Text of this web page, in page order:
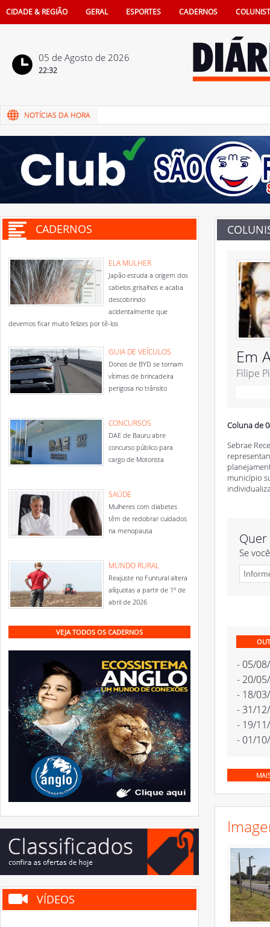
CIDADE & REGIÃO GERAL ESPORTES CADERNOS
05 de Agosto de 2026
22:32
CADERNOS
ELA MULHER
Japão estuda a origem dos
cabelos grisalhos e acaba
descobrindo
acidentalmente que
devemos ficar muito felizes por tê-los
GUIA DE VEÍCULOS
Donos de BYD se tornam
vítimas de brincadeira
perigosa no trânsito
CONCURSOS
DAE de Bauru abre
concurso público para
cargo de Motorista
SAÚDE
Mulheres com diabetes
têm de redobrar cuidados
na menopausa
MUNDO RURAL
Reajuste no Funrural altera
alíquotas a partir de 1º de
abril de 2026
VEJA TODOS OS CADERNOS
VÍDEOS
Em
Filipe
Coluna de
Sebrae
município
Se
- 05/
- 20/
- 18/
- 31/
- 19/
- 01/